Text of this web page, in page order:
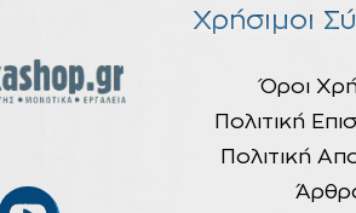
Χρήσιμοι
Όροι
Πολιτική
Πολιτική